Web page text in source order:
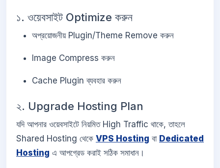
১. ওয়েবসাইট Optimize করুন
অপ্রয়োজনীয় Plugin/Theme Remove করুন
Image Compress করুন
Cache Plugin ব্যবহার করুন
২. Upgrade Hosting Plan
যদি আপনার ওয়েবসাইটে নিয়মিত High Traffic থাকে, তাহলে
Shared Hosting থেকে VPS Hosting বা Dedicated
Hosting এ আপগ্রেড করাই সঠিক সমাধান।